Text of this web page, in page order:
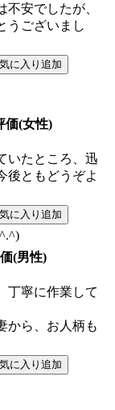
安でしたが、
うございまし
価(女性)
いたところ、迅
後ともどうぞよ
(男性)
丁寧に作業して
から、お人柄も